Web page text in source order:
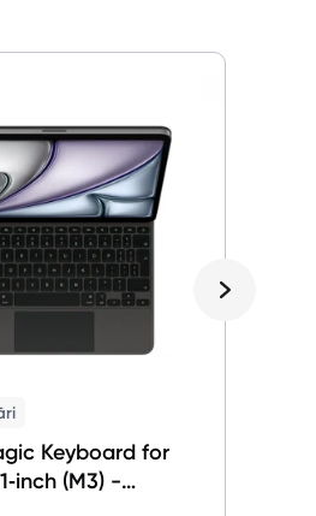
Keyboard for
(M3) -